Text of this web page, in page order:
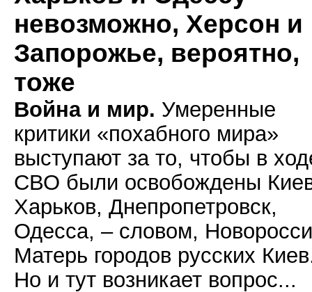
невозможно, Херсон и
Запорожье, вероятно,
тоже
Война и мир. Умеренные
критики «похабного мира»
выступают за то, чтобы в
СВО были освобождены
Харьков, Днепропетровск,
Одесса, – словом,
Матерь городов русских
Но и тут возникает вопрос...